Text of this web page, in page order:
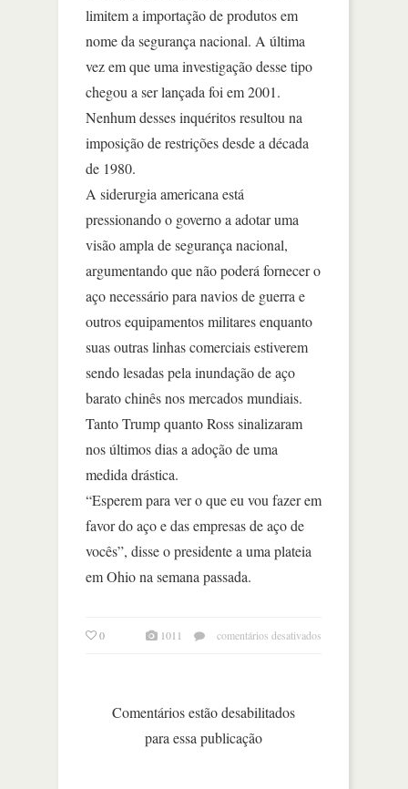
limitem a importação de produtos em
nome da segurança nacional. A última
vez em que uma investigação desse tipo
chegou a ser lançada foi em 2001.
Nenhum desses inquéritos resultou na
imposição de restrições desde a década
de 1980.
A siderurgia americana está
pressionando o governo a adotar uma
visão ampla de segurança nacional,
argumentando que não poderá fornecer o
aço necessário para navios de guerra e
outros equipamentos militares enquanto
suas outras linhas comerciais estiverem
sendo lesadas pela inundação de aço
barato chinês nos mercados mundiais.
Tanto Trump quanto Ross sinalizaram
nos últimos dias a adoção de uma
medida drástica.
“Esperem para ver o que eu vou fazer em
favor do aço e das empresas de aço de
vocês”, disse o presidente a uma plateia
em Ohio na semana passada.
0 1011 comentários desativados
Comentários estão desabilitados
para essa publicação